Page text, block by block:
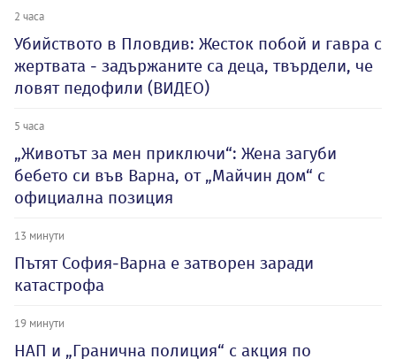
2 часа
Убийството в Пловдив: Жесток побой и гавра с
жертвата - задържаните са деца, твърдели, че
ловят педофили (ВИДЕО)
5 часа
„Животът за мен приключи“: Жена загуби
бебето си във Варна, от „Майчин дом“ с
официална позиция
13 минути
Пътят София-Варна е затворен заради
катастрофа
19 минути
НАП и „Гранична полиция“ с акция по